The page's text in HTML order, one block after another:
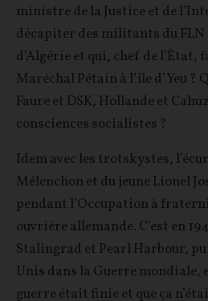
ministre de la Justice et de
décapiter des militants du
d’Algérie et qui, chef de
Maréchal Pétain à l’île d’Yeu ?
Faure et DSK, Hollande et
consciences socialistes ?
Idem avec les trotskystes,
Mélenchon et du jeune Lionel
pendant l’Occupation à
ouvrière allemande. C’est en
Stalingrad et Pearl Harbour,
Unis dans la Guerre mondiale,
guerre était finie et que ça